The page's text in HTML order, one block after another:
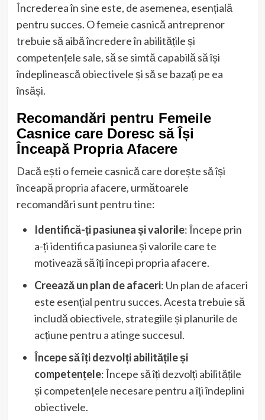
Încrederea în sine este, de asemenea, esențială
pentru succes. O femeie casnică antreprenor
trebuie să aibă încredere în abilitățile și
competențele sale, să se simtă capabilă să își
îndeplinească obiectivele și să se bazați pe ea
însăși.
Recomandări pentru Femeile
Casnice care Doresc să Își
Înceapă Propria Afacere
Dacă ești o femeie casnică care dorește să își
înceapă propria afacere, următoarele
recomandări sunt pentru tine:
Identifică-ți pasiunea și valorile: Începe prin
a-ți identifica pasiunea și valorile care te
motivează să îți începi propria afacere.
Creează un plan de afaceri: Un plan de afaceri
este esențial pentru succes. Acesta trebuie să
includă obiectivele, strategiile și planurile de
acțiune pentru a atinge succesul.
Începe să îți dezvolți abilitățile și
competențele: Începe să îți dezvolți abilitățile
și competențele necesare pentru a îți îndeplini
obiectivele.